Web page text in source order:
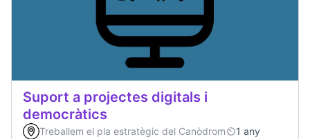
Suport a projectes digitals i
democràtics
Treballem el pla estratègic del Canòdrom
1 any